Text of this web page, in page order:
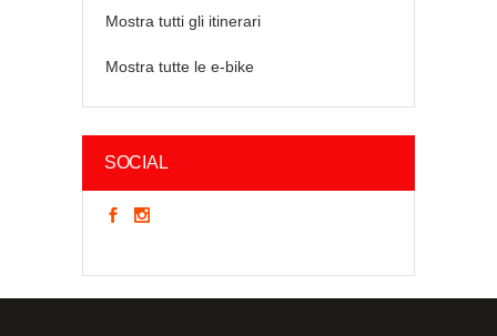
Mostra tutti gli itinerari
Mostra tutte le e-bike
SOCIAL